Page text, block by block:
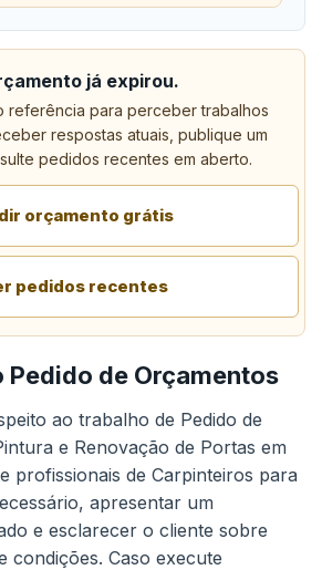
já expirou.
referência para perceber trabalhos
respostas atuais, publique um
pedidos recentes em aberto.
orçamento grátis
pedidos recentes
Pedido de Orçamentos
ao trabalho de Pedido de
e Renovação de Portas em
profissionais de Carpinteiros para
apresentar um
e esclarecer o cliente sobre
condições. Caso execute